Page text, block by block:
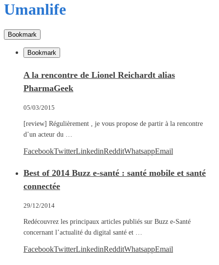
Umanlife
Bookmark
Bookmark
A la rencontre de Lionel Reichardt alias
PharmaGeek
05/03/2015
[review] Régulièrement , je vous propose de partir à la rencontre
d’un acteur du …
FacebookTwitterLinkedinRedditWhatsappEmail
Best of 2014 Buzz e-santé : santé mobile et santé
connectée
29/12/2014
Redécouvrez les principaux articles publiés sur Buzz e-Santé
concernant l’actualité du digital santé et …
FacebookTwitterLinkedinRedditWhatsappEmail